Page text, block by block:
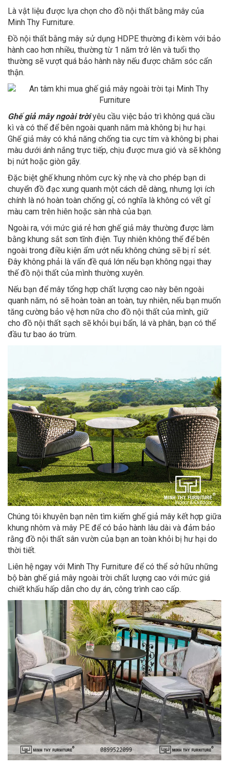
Là vật liệu được lựa chọn cho đồ nội thất bằng mây của
Minh Thy Furniture.
Đồ nội thất bằng mây sử dụng HDPE thường đi kèm với bảo
hành cao hơn nhiều, thường từ 1 năm trở lên và tuổi thọ
thường sẽ vượt quá bảo hành này nếu được chăm sóc cẩn
thận.
Ghế giả mây ngoài trờiyêu cầu việc bảo trì không quá cầu
kì và có thể để bên ngoài quanh năm mà không bị hư hại.
Ghế giả mây có khả năng chống tia cực tím và không bị phai
màu dưới ánh nắng trực tiếp, chịu được mưa gió và sẽ không
bị nứt hoặc giòn gãy.
Đặc biệt ghế khung nhôm cực kỳ nhẹ và cho phép bạn di
chuyển đồ đạc xung quanh một cách dễ dàng, nhưng lợi ích
chính là nó hoàn toàn chống gỉ, có nghĩa là không có vết gỉ
màu cam trên hiên hoặc sàn nhà của bạn.
Ngoài ra, với mức giá rẻ hơn ghế giả mây thường được làm
bằng khung sắt sơn tĩnh điện. Tuy nhiên không thể để bên
ngoài trong điều kiện ẩm ướt nếu không chúng sẽ bị rỉ sét.
Đây không phải là vấn đề quá lớn nếu bạn không ngại thay
thế đồ nội thất của mình thường xuyên.
Nếu bạn để mây tổng hợp chất lượng cao này bên ngoài
quanh năm, nó sẽ hoàn toàn an toàn, tuy nhiên, nếu bạn muốn
tăng cường bảo vệ hơn nữa cho đồ nội thất của mình, giữ
cho đồ nội thất sạch sẽ khỏi bụi bẩn, lá và phân, bạn có thể
đầu tư bao áo trùm.
Chúng tôi khuyên bạn nên tìm kiếm ghế giả mây kết hợp giữa
khung nhôm và mây PE để có bảo hành lâu dài và đảm bảo
rằng đồ nội thất sân vườn của bạn an toàn khỏi bị hư hại do
thời tiết.
Liên hệ ngay với Minh Thy Furniture để có thể sở hữu những
bộ bàn ghế giả mây ngoài trời chất lượng cao với mức giá
chiết khấu hấp dẫn cho dự án, công trình cao cấp.